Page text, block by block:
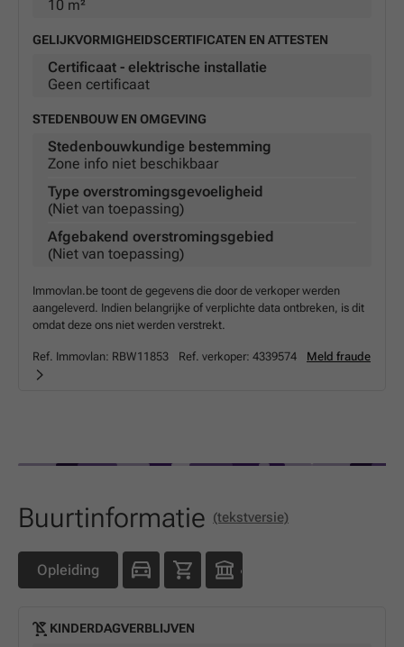
10 m²
GELIJKVORMIGHEIDSCERTIFICATEN EN ATTESTEN
Certificaat - elektrische installatie
Geen certificaat
STEDENBOUW EN OMGEVING
Stedenbouwkundige bestemming
Zone info niet beschikbaar
Type overstromingsgevoeligheid
(Niet van toepassing)
Afgebakend overstromingsgebied
(Niet van toepassing)
Immovlan.be toont de gegevens die door de verkoper werden
aangeleverd. Indien belangrijke of verplichte data ontbreken, is dit
omdat deze ons niet werden verstrekt.
Ref. Immovlan: RBW11853 Ref. verkoper: 4339574 Meld fraude
Buurtinformatie (tekstversie)
Opleiding
KINDERDAGVERBLIJVEN